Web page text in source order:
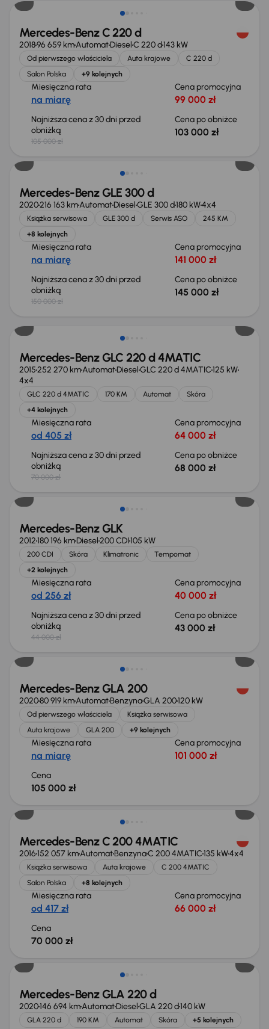
Mercedes-Benz C 220 d
201896 659 kmAutomatDieselC 220 d143 kW
Od pierwszego właściciela Auta krajowe
C 220 d
Salon Polska
+9 kolejnych
Miesięczna rata
na miarę
Cena promocyjna
99 000 zł
Najniższa cena z 30 dni przed
obniżką
105 000 zł
Cena po obniżce
103 000 zł
Taniej o 5 000 zł
Mercedes-Benz GLE 300 d
2020216 163 kmAutomatDieselGLE 300 d180 kW4x4
Książka serwisowa GLE 300 d Serwis ASO
245 KM
+8 kolejnych
Miesięczna rata
na miarę
Cena promocyjna
141 000 zł
Najniższa cena z 30 dni przed
obniżką
150 000 zł
Cena po obniżce
145 000 zł
Mercedes-Benz GLC 220 d 4MATIC
2015252 270 kmAutomatDieselGLC 220 d 4MATIC125 kW
4x4
GLC 220 d 4MATIC 170 KM Automat
Skóra
+4 kolejnych
Miesięczna rata
od 405 zł
Cena promocyjna
64 000 zł
Najniższa cena z 30 dni przed
obniżką
70 000 zł
Cena po obniżce
68 000 zł
Taniej o 1 000 zł
Mercedes-Benz GLK
2012180 196 kmDiesel200 CDI105 kW
200 CDI Skóra Klimatronic
Tempomat
+2 kolejnych
Miesięczna rata
od 256 zł
Cena promocyjna
40 000 zł
Najniższa cena z 30 dni przed
obniżką
44 000 zł
Cena po obniżce
43 000 zł
Mercedes-Benz GLA 200
202080 919 kmAutomatBenzynaGLA 200120 kW
Od pierwszego właściciela
Książka serwisowa
Auta krajowe
GLA 200 +9 kolejnych
Miesięczna rata
na miarę
Cena promocyjna
101 000 zł
Cena
105 000 zł
Mercedes-Benz C 200 4MATIC
2016152 057 kmAutomatBenzynaC 200 4MATIC135 kW4x4
Książka serwisowa Auta krajowe
C 200 4MATIC
Salon Polska
+8 kolejnych
Miesięczna rata
od 417 zł
Cena promocyjna
66 000 zł
Cena
70 000 zł
Mercedes-Benz GLA 220 d
2020146 694 kmAutomatDieselGLA 220 d140 kW
GLA 220 d 190 KM Automat Skóra +5 kolejnych